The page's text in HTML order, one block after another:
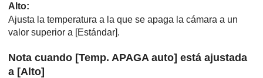
Alto:
Ajusta la temperatura a la que se apaga la cámara a un
valor superior a [Estándar].
Nota cuando [Temp. APAGA auto] está ajustada
a [Alto]